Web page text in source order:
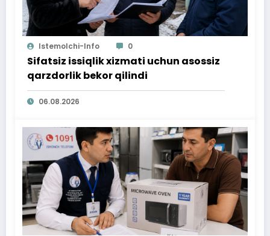
Istemolchi-Info 0
Sifatsiz issiqlik xizmati uchun asossiz
qarzdorlik bekor qilindi
06.08.2026